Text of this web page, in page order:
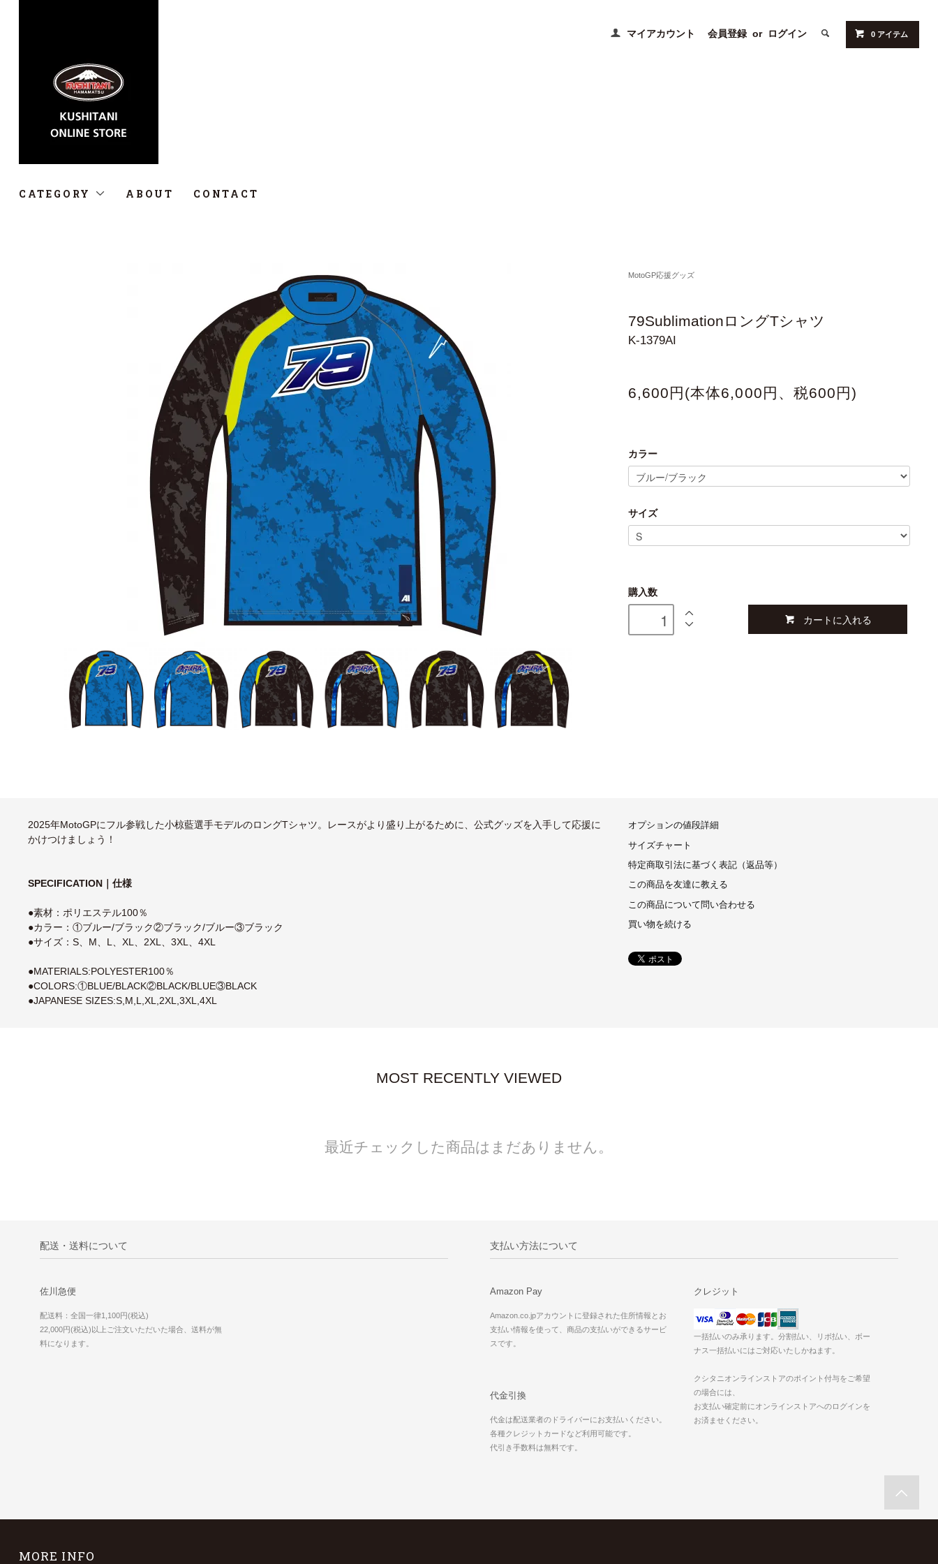
マイアカウント 会員登録 or ログイン 0 アイテム
CATEGORY ABOUT CONTACT
MotoGP応援グッズ
79SublimationロングTシャツ
K-1379AI
6,600円(本体6,000円、税600円)
カラー
サイズ
購入数
カートに入れる
2025年MotoGPにフル参戦した小椋藍選手モデルのロングTシャツ。レースがより盛り上がるために、公式グッズを入手して応援に
かけつけましょう！
SPECIFICATION｜仕様
●素材：ポリエステル100％
●カラー：①ブルー/ブラック②ブラック/ブルー③ブラック
●サイズ：S、M、L、XL、2XL、3XL、4XL
●MATERIALS:POLYESTER100％
●COLORS:①BLUE/BLACK②BLACK/BLUE③BLACK
●JAPANESE SIZES:S,M,L,XL,2XL,3XL,4XL
オプションの値段詳細
サイズチャート
特定商取引法に基づく表記（返品等）
この商品を友達に教える
この商品について問い合わせる
買い物を続ける
MOST RECENTLY VIEWED
最近チェックした商品はまだありません。
配送・送料について
佐川急便
配送料：全国一律1,100円(税込)
22,000円(税込)以上ご注文いただいた場合、送料が無
料になります。
支払い方法について
Amazon Pay
Amazon.co.jpアカウントに登録された住所情報とお
支払い情報を使って、商品の支払いができるサービ
スです。
クレジット
一括払いのみ承ります。分割払い、リボ払い、ボー
ナス一括払いにはご対応いたしかねます。
クシタニオンラインストアのポイント付与をご希望
の場合には、
お支払い確定前にオンラインストアへのログインを
お済ませください。
代金引換
代金は配送業者のドライバーにお支払いください。
各種クレジットカードなど利用可能です。
代引き手数料は無料です。
MORE INFO